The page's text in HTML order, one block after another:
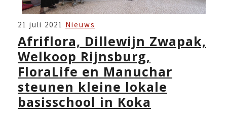
AFRIFLORA,
DILLEWIJN
ZWAPAK,
WELKOOP
RIJNSBURG,
FLORALIFE
EN
21 juli 2021 Nieuws
Afriflora, Dillewijn Zwapak,
Welkoop Rijnsburg,
FloraLife en Manuchar
steunen kleine lokale
basisschool in Koka